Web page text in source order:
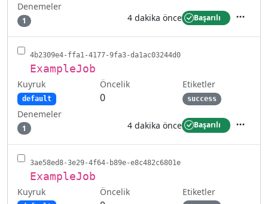
Denemeler
1 4 dakika önce Başarılı
4b2309e4-ffa1-4177-9fa3-da1ac03244d0
ExampleJob
Kuyruk
default
Öncelik
0
Etiketler
success
Denemeler
1 4 dakika önce Başarılı
3ae58ed8-3e29-4f64-b89e-e8c482c6801e
ExampleJob
Kuyruk Öncelik Etiketler